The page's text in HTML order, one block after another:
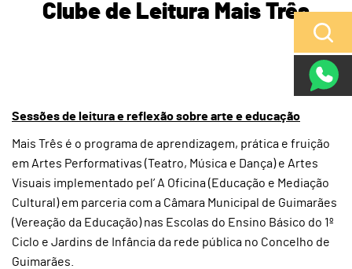
Clube de Leitura Mais Três
Sessões de leitura e reflexão sobre arte e educação
Mais Três é o programa de aprendizagem, prática e fruição
em Artes Performativas (Teatro, Música e Dança) e Artes
Visuais implementado pel’ A Oficina (Educação e Mediação
Cultural) em parceria com a Câmara Municipal de Guimarães
(Vereação da Educação) nas Escolas do Ensino Básico do 1º
Ciclo e Jardins de Infância da rede pública no Concelho de
Guimarães.